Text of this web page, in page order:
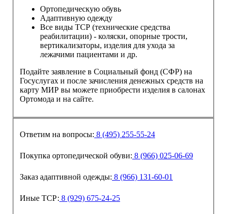
Ортопедическую обувь
Адаптивную одежду
Все виды ТСР (технические средства
реабилитации) - коляски, опорные трости,
вертикализаторы, изделия для ухода за
лежачими пациентами и др.
Подайте заявление в Социальный фонд (СФР) на
Госуслугах и после зачисления денежных средств на
карту МИР вы можете приобрести изделия в салонах
Ортомода и на сайте.
Ответим на вопросы: 8 (495) 255-55-24
Покупка ортопедической обуви: 8 (966) 025-06-69
Заказ адаптивной одежды: 8 (966) 131-60-01
Иные ТСР: 8 (929) 675-24-25